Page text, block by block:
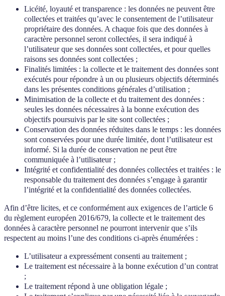
Licéité, loyauté et transparence : les données ne peuvent être
collectées et traitées qu’avec le consentement de l’utilisateur
propriétaire des données. A chaque fois que des données à
caractère personnel seront collectées, il sera indiqué à
l’utilisateur que ses données sont collectées, et pour quelles
raisons ses données sont collectées ;
Finalités limitées : la collecte et le traitement des données sont
exécutés pour répondre à un ou plusieurs objectifs déterminés
dans les présentes conditions générales d’utilisation ;
Minimisation de la collecte et du traitement des données :
seules les données nécessaires à la bonne exécution des
objectifs poursuivis par le site sont collectées ;
Conservation des données réduites dans le temps : les données
sont conservées pour une durée limitée, dont l’utilisateur est
informé. Si la durée de conservation ne peut être
communiquée à l’utilisateur ;
Intégrité et confidentialité des données collectées et traitées : le
responsable du traitement des données s’engage à garantir
l’intégrité et la confidentialité des données collectées.
Afin d’être licites, et ce conformément aux exigences de l’article 6
du règlement européen 2016/679, la collecte et le traitement des
données à caractère personnel ne pourront intervenir que s’ils
respectent au moins l’une des conditions ci-après énumérées :
L’utilisateur a expressément consenti au traitement ;
Le traitement est nécessaire à la bonne exécution d’un contrat
;
Le traitement répond à une obligation légale ;